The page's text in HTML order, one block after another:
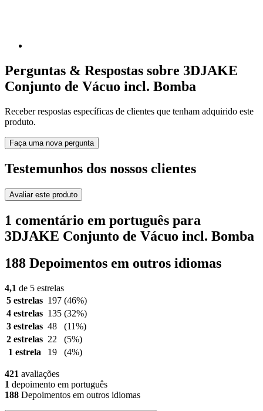
Perguntas & Respostas sobre 3DJAKE
Conjunto de Vácuo incl. Bomba
Receber respostas específicas de clientes que tenham adquirido este
produto.
Faça uma nova pergunta
Testemunhos dos nossos clientes
Avaliar este produto
1 comentário em português para
3DJAKE Conjunto de Vácuo incl. Bomba
188 Depoimentos em outros idiomas
4,1 de 5 estrelas
5 estrelas 197 (46%)
4 estrelas 135 (32%)
3 estrelas 48
(11%)
2 estrelas 22
(5%)
1 estrela
19 (4%)
421 avaliações
1 depoimento em português
188 Depoimentos em outros idiomas